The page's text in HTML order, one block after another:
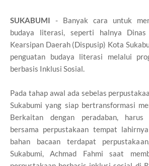
SUKABUMI - Banyak cara untuk
budaya literasi, seperti halnya Dinas
Kearsipan Daerah (Dispusip) Kota
penguatan budaya literasi melalui
berbasis Inklusi Sosial.
Pada tahap awal ada sebelas
Sukabumi yang siap bertransformasi
Berkaitan dengan peradaban, harus
bersama perpustakaan tempat
bahan bacaan terdapat
Sukabumi, Achmad Fahmi saat